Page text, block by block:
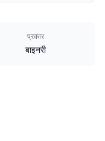
प्रकार
बाइनरी